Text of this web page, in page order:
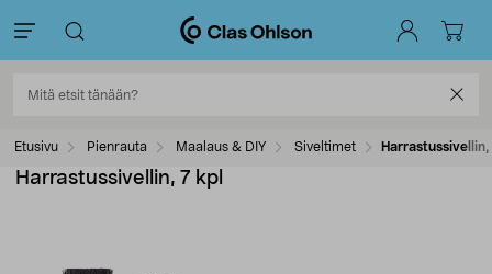
Etusivu Pienrauta Maalaus & DIY Siveltimet Harrastussivellin,
Harrastussivellin, 7 kpl